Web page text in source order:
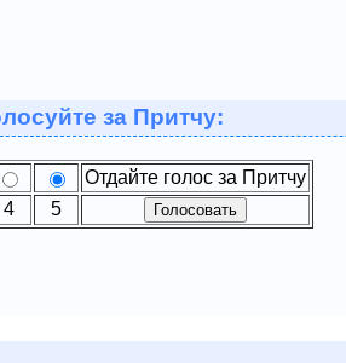
за Притчу:
Отдайте голос за Притчу
4 5